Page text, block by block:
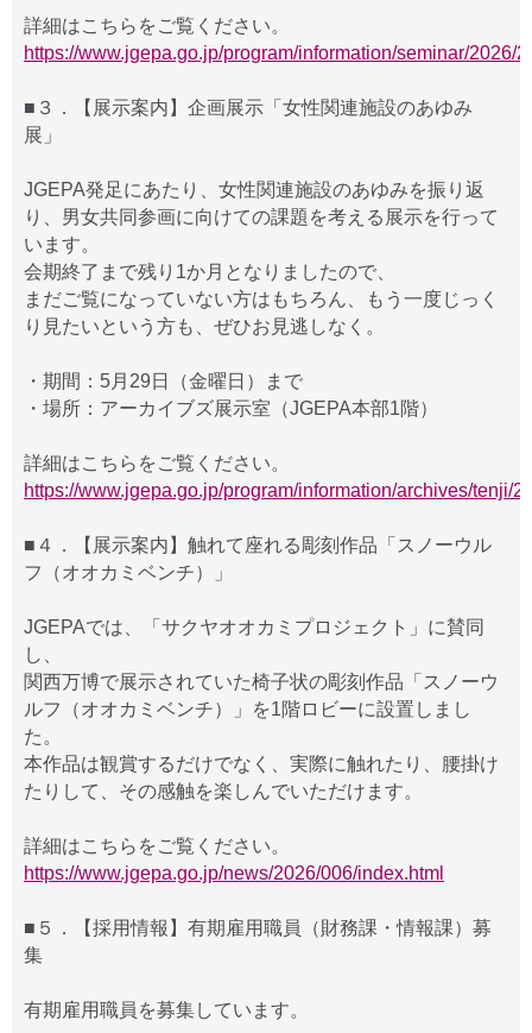
詳細はこちらをご覧ください。
https://www.jgepa.go.jp/program/information/seminar/2026/
■３．【展示案内】企画展示「女性関連施設のあゆみ
展」
JGEPA発足にあたり、女性関連施設のあゆみを振り返
り、男女共同参画に向けての課題を考える展示を行って
います。
会期終了まで残り1か月となりましたので、
まだご覧になっていない方はもちろん、もう一度じっく
り見たいという方も、ぜひお見逃しなく。
・期間：5月29日（金曜日）まで
・場所：アーカイブズ展示室（JGEPA本部1階）
詳細はこちらをご覧ください。
https://www.jgepa.go.jp/program/information/archives/tenji/
■４．【展示案内】触れて座れる彫刻作品「スノーウル
フ（オオカミベンチ）」
JGEPAでは、「サクヤオオカミプロジェクト」に賛同
し、
関西万博で展示されていた椅子状の彫刻作品「スノーウ
ルフ（オオカミベンチ）」を1階ロビーに設置しまし
た。
本作品は観賞するだけでなく、実際に触れたり、腰掛け
たりして、その感触を楽しんでいただけます。
詳細はこちらをご覧ください。
https://www.jgepa.go.jp/news/2026/006/index.html
■５．【採用情報】有期雇用職員（財務課・情報課）募
集
有期雇用職員を募集しています。